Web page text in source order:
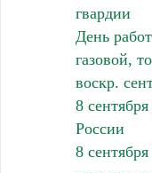
гвардии
День
газовой,
воскр.
8
России
8